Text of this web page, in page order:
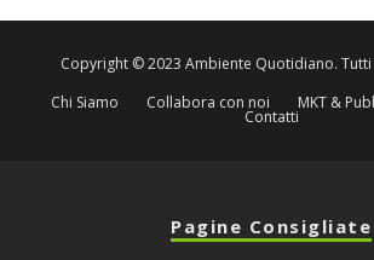
Copyright © 2023 Ambiente Quotidiano.
Chi Siamo
Collabora con noi MKT &
Contatti
Pagine Consigliate